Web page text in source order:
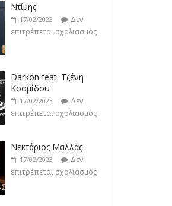
Ντίμης
17/02/2023
Δεν
επιτρέπεται σχολιασμός
Darkon feat. Τζένη
Κοσμίδου
17/02/2023
Δεν
επιτρέπεται σχολιασμός
Νεκτάριος Μαλλάς
17/02/2023
Δεν
επιτρέπεται σχολιασμός